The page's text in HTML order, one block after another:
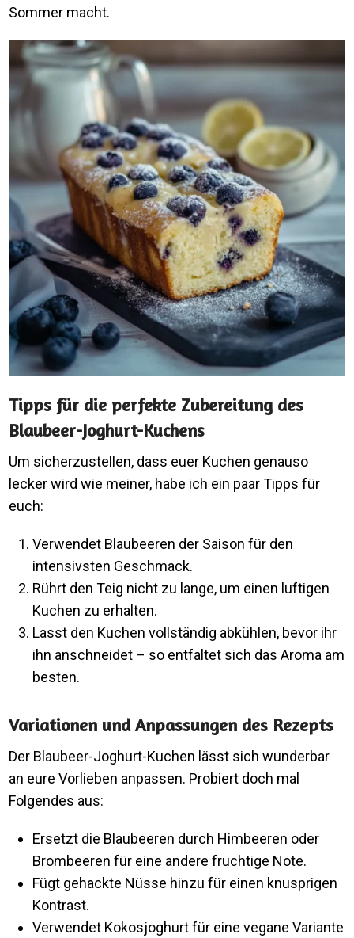
Sommer macht.
Tipps für die perfekte Zubereitung des
Blaubeer-Joghurt-Kuchens
Um sicherzustellen, dass euer Kuchen genauso
lecker wird wie meiner, habe ich ein paar Tipps für
euch:
Verwendet Blaubeeren der Saison für den
intensivsten Geschmack.
Rührt den Teig nicht zu lange, um einen luftigen
Kuchen zu erhalten.
Lasst den Kuchen vollständig abkühlen, bevor ihr
ihn anschneidet – so entfaltet sich das Aroma am
besten.
Variationen und Anpassungen des Rezepts
Der Blaubeer-Joghurt-Kuchen lässt sich wunderbar
an eure Vorlieben anpassen. Probiert doch mal
Folgendes aus:
Ersetzt die Blaubeeren durch Himbeeren oder
Brombeeren für eine andere fruchtige Note.
Fügt gehackte Nüsse hinzu für einen knusprigen
Kontrast.
Verwendet Kokosjoghurt für eine vegane Variante